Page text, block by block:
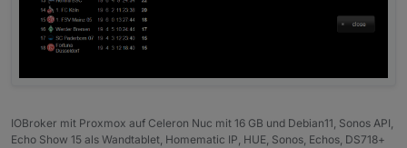
IOBroker mit Proxmox auf Celeron Nuc mit 16 GB und Debian11, Sonos API,
Echo Show 15 als Wandtablet, Homematic IP, HUE, Sonos, Echos, DS718+